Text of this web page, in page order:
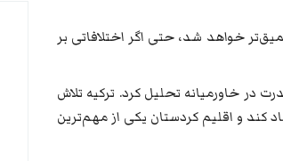
خواهد شد، حتی اگر اختلافاتی بر
در خاورمیانه تحلیل کرد. ترکیه تلاش
کند و اقلیم کردستان یکی از مهم‌ترین